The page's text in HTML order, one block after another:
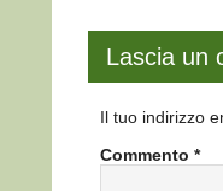
Lascia un
Il tuo indirizzo
Commento *